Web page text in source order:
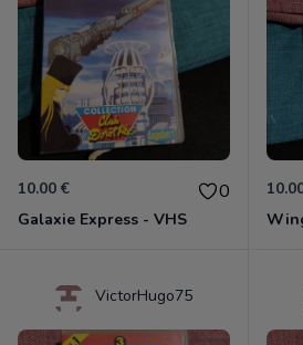
10.00 € 0
Galaxie Express - VHS
VictorHugo75